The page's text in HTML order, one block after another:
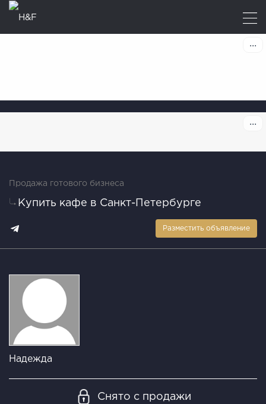
Продажа готового бизнеса
Купить кафе в Санкт-Петербурге
Разместить объявление
Надежда
Снято с продажи